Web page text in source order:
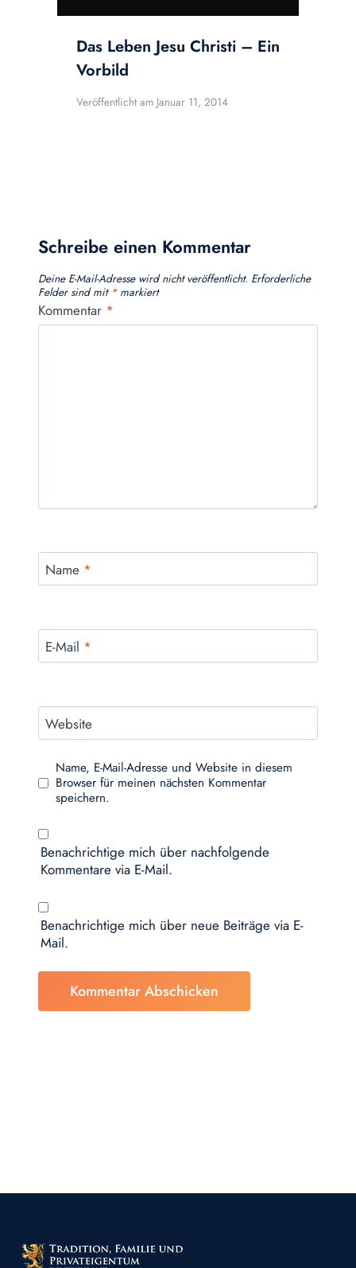
Das Leben Jesu Christi – Ein
Vorbild
Veröffentlicht am Januar 11, 2014
Schreibe einen Kommentar
Deine E-Mail-Adresse wird nicht veröffentlicht. Erforderliche
Felder sind mit *markiert
Kommentar *
Name *
E-Mail *
Website
Name, E-Mail-Adresse und Website in diesem
Browser für meinen nächsten Kommentar
speichern.
Benachrichtige mich über nachfolgende
Kommentare via E-Mail.
Benachrichtige mich über neue Beiträge via E-
Mail.